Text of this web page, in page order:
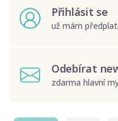
Přihlásit se
už mám
Odebírat
zdarma hlavní